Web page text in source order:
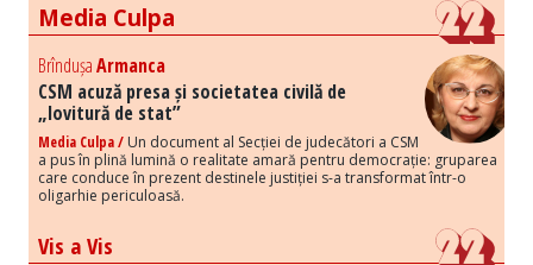
Media Culpa
BrîndușaArmanca
CSM acuză presa și societatea civilă de
„lovitură de stat”
Media Culpa / Un document al Secției de judecători a CSM
a pus în plină lumină o realitate amară pentru democrație: gruparea
care conduce în prezent destinele justiției s-a transformat într-o
oligarhie periculoasă.
Vis a Vis